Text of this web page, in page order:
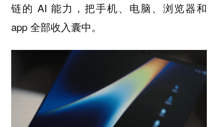
链的 AI 能力，把手机、电脑、浏览器和
app 全部收入囊中。